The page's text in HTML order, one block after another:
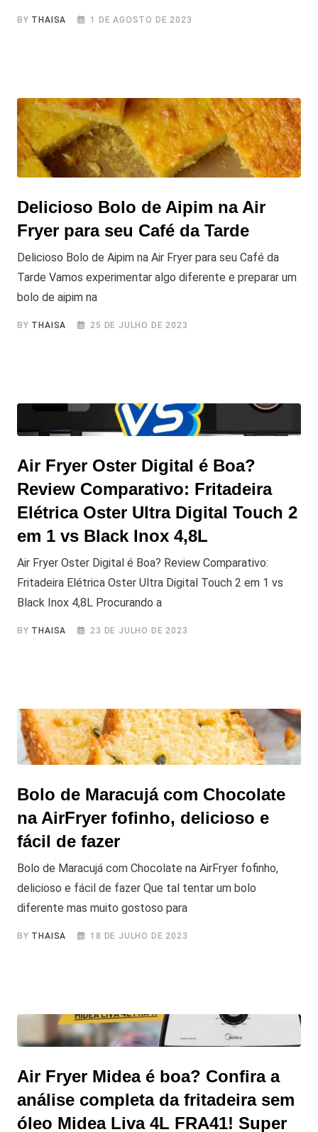
BY THAISA 1 DE AGOSTO DE 2023
Delicioso Bolo de Aipim na Air
Fryer para seu Café da Tarde
Delicioso Bolo de Aipim na Air Fryer para seu Café da
Tarde Vamos experimentar algo diferente e preparar um
bolo de aipim na
BY THAISA 25 DE JULHO DE 2023
Air Fryer Oster Digital é Boa?
Review Comparativo: Fritadeira
Elétrica Oster Ultra Digital Touch 2
em 1 vs Black Inox 4,8L
Air Fryer Oster Digital é Boa? Review Comparativo:
Fritadeira Elétrica Oster Ultra Digital Touch 2 em 1 vs
Black Inox 4,8L Procurando a
BY THAISA 23 DE JULHO DE 2023
Bolo de Maracujá com Chocolate
na AirFryer fofinho, delicioso e
fácil de fazer
Bolo de Maracujá com Chocolate na AirFryer fofinho,
delicioso e fácil de fazer Que tal tentar um bolo
diferente mas muito gostoso para
BY THAISA 18 DE JULHO DE 2023
Air Fryer Midea é boa? Confira a
análise completa da fritadeira sem
óleo Midea Liva 4L FRA41! Super